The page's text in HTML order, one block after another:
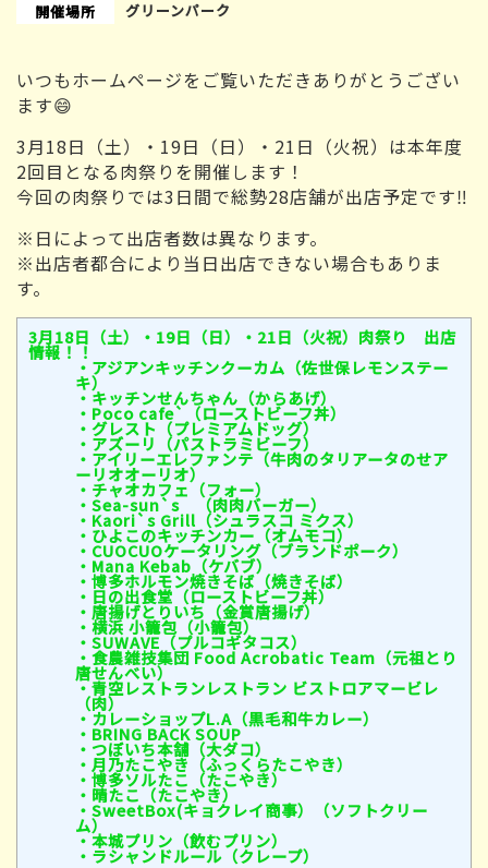
開催場所
グリーンパーク
いつもホームページをご覧いただきありがとうござい
ます😄
3月18日（土）・19日（日）・21日（火祝）は本年度
2回目となる肉祭りを開催します！
今回の肉祭りでは3日間で総勢28店舗が出店予定です‼
※日によって出店者数は異なります。
※出店者都合により当日出店できない場合もありま
す。
3月18日（土）・19日（日）・21日（火祝）肉祭り 出店
情報！！
・アジアンキッチンクーカム（佐世保レモンステー
キ）
・キッチンせんちゃん（からあげ）
・Poco cafe`（ローストビーフ丼）
・グレスト（プレミアムドッグ）
・アズーリ（パストラミビーフ）
・アイリーエレファンテ（牛肉のタリアータのせア
ーリオオーリオ）
・チャオカフェ（フォー）
・Sea-sun`s （肉肉バーガー）
・Kaori`s Grill（シュラスコ ミクス）
・ひよこのキッチンカー（オムモコ）
・CUOCUOケータリング（ブランドポーク）
・Mana Kebab（ケバブ）
・博多ホルモン焼きそば（焼きそば）
・日の出食堂（ローストビーフ丼）
・唐揚げとりいち（金賞唐揚げ）
・横浜 小籠包（小籠包）
・SUWAVE（プルコギタコス）
・食農雑技集団 Food Acrobatic Team（元祖とり
唐せんべい）
・青空レストランレストラン ビストロアマービレ
（肉）
・カレーショップL.A（黒毛和牛カレー）
・BRING BACK SOUP
・つぼいち本舗（大ダコ）
・月乃たこやき（ふっくらたこやき）
・博多ソルたこ（たこやき）
・晴たこ（たこやき）
・SweetBox(キョクレイ商事）（ソフトクリー
ム）
・本城プリン（飲むプリン）
・ラシャンドルール（クレープ）